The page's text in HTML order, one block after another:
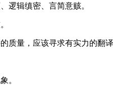
逻辑缜密、言简意赅。
质量，应该寻求有实力的翻译
。